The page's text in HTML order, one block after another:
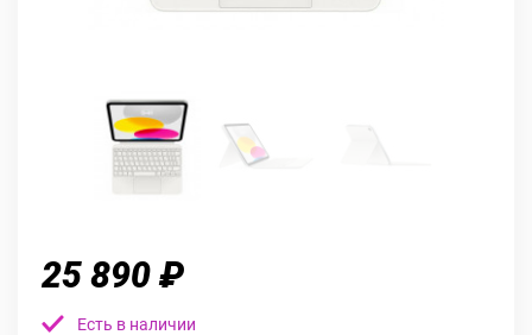
25 890 ₽
Есть в наличии